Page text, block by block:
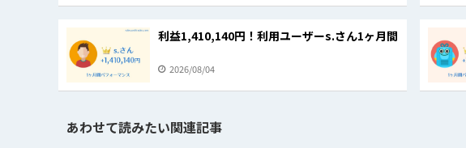
利益1,410,140円！利用ユーザーs.さん1ヶ月間
2026/08/04
あわせて読みたい関連記事